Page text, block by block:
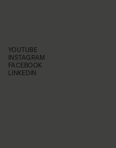
YOUTUBE
INSTAGRAM
FACEBOOK
LINKEDIN